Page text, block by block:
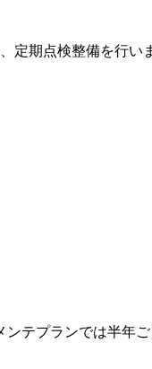
定期点検整備を行い
テプランでは半年ご